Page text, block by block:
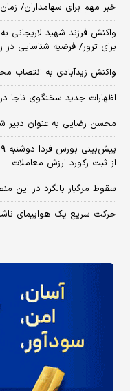
خبر مهم برای سهامداران/
واکنش فرزند شهید لاریجانی
برای ترور/ فرضیه شناسایی
واکنش زیدآبادی به انتصاب
اظهارات جدید سخنگوی ناجا
محسن رضایی به عنوان دبیر
از ثبت رکورد ارزش معاملات
سقوط مرگبار بالگرد در این منطقه/ ۴ نفر جان
حرکت سریع یک هواپیمای